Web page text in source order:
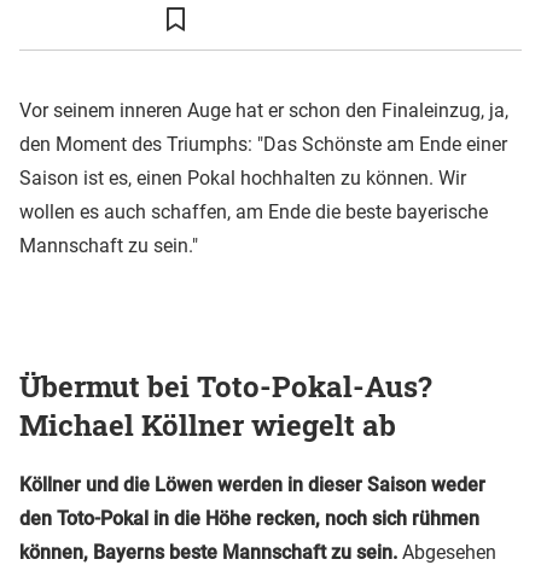
Vor seinem inneren Auge hat er schon den Finaleinzug, ja,
den Moment des Triumphs: "Das Schönste am Ende einer
Saison ist es, einen Pokal hochhalten zu können. Wir
wollen es auch schaffen, am Ende die beste bayerische
Mannschaft zu sein."
Übermut bei Toto-Pokal-Aus?
Michael Köllner wiegelt ab
Köllner und die Löwen werden in dieser Saison weder
den Toto-Pokal in die Höhe recken, noch sich rühmen
können, Bayerns beste Mannschaft zu sein. Abgesehen